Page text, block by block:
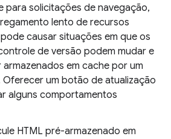
para solicitações de navegação,
lento de recursos
causar situações em que os
de versão podem mudar e
em cache por um
Oferecer um botão de atualização
alguns comportamentos
HTML pré-armazenado em